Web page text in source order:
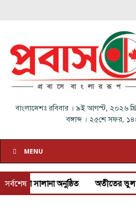
বাংলাদেশঃরবিবার । ৯ই আগস্ট, ২০২৬
বঙ্গাব্দ। ২৫শে সফর,
MENU
সর্বশেষঅনুষ্ঠিত অতীতের ভুল নীতিতেই